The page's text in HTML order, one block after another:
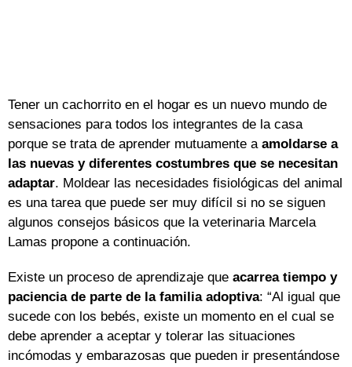
Tener un cachorrito en el hogar es un nuevo mundo de
sensaciones para todos los integrantes de la casa
porque se trata de aprender mutuamente a amoldarse a
las nuevas y diferentes costumbres que se necesitan
adaptar. Moldear las necesidades fisiológicas del animal
es una tarea que puede ser muy difícil si no se siguen
algunos consejos básicos que la veterinaria Marcela
Lamas propone a continuación.
Existe un proceso de aprendizaje que acarrea tiempo y
paciencia de parte de la familia adoptiva: “Al igual que
sucede con los bebés, existe un momento en el cual se
debe aprender a aceptar y tolerar las situaciones
incómodas y embarazosas que pueden ir presentándose